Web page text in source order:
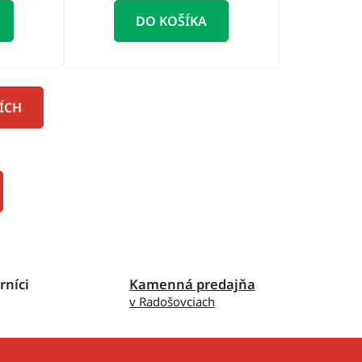
DO KOŠÍKA
Kamenná predajňa
v Radošovciach